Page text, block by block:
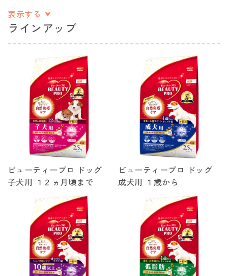
表示する
ラインアップ
ビューティープロ ドッグ
子犬用 １２ヵ月頃まで
ビューティープロ ドッグ
成犬用 １歳から